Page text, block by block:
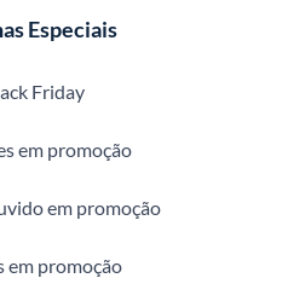
Especiais
Friday
em promoção
em promoção
em promoção